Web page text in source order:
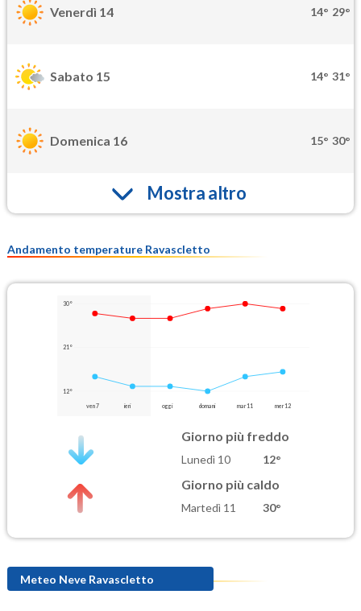
Venerdì 14 14° 29°
Sabato 15 14° 31°
Domenica 16 15° 30°
Mostra altro
Andamento temperature Ravascletto
30°
21°
12°
ven 7 ieri oggi domani mar 11 mer 12
Giorno più freddo
Lunedì 10 12°
Giorno più caldo
Martedì 11 30°
Meteo Neve Ravascletto